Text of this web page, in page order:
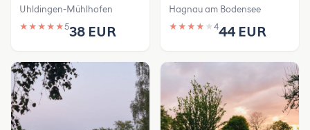
Uhldingen-Mühlhofen
★ ★ ★ ★ ★538 EUR
Hagnau am Bodensee
★ ★ ★ ★ ★ 444 EUR